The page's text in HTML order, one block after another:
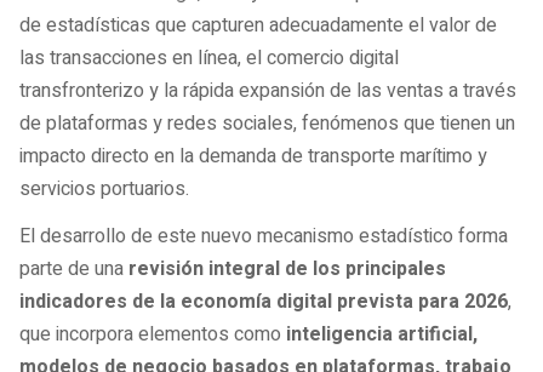
de estadísticas que capturen adecuadamente el valor de
las transacciones en línea, el comercio digital
transfronterizo y la rápida expansión de las ventas a través
de plataformas y redes sociales, fenómenos que tienen un
impacto directo en la demanda de transporte marítimo y
servicios portuarios.
El desarrollo de este nuevo mecanismo estadístico forma
parte de una revisión integral de los principales
indicadores de la economía digital prevista para 2026,
que incorpora elementos como inteligencia artificial,